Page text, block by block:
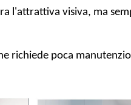
l'attrattiva visiva, ma
richiede poca